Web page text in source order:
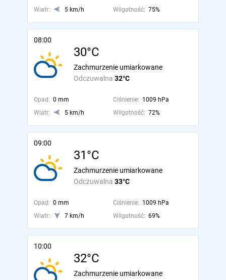
Wiatr: 5 km/h Wilgotność: 75%
08:00
30°C
Odczuwalna 32°C
Zachmurzenie umiarkowane
Opad: 0 mm Ciśnienie: 1009 hPa
Wiatr:
5 km/h Wilgotność: 72%
09:00
31°C
Odczuwalna 33°C
Zachmurzenie umiarkowane
Opad: 0 mm Ciśnienie: 1009 hPa
Wiatr:
7 km/h Wilgotność: 69%
10:00
32°C
Zachmurzenie umiarkowane